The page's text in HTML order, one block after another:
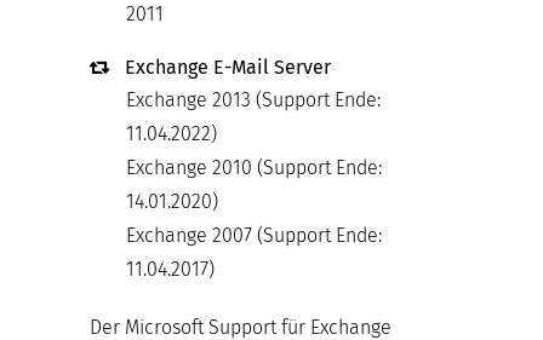
2011
Exchange E-Mail Server
Exchange 2013 (Support Ende:
11.04.2022)
Exchange 2010 (Support Ende:
14.01.2020)
Exchange 2007 (Support Ende:
11.04.2017)
Der Microsoft Support für Exchange